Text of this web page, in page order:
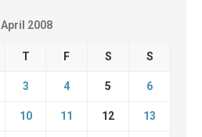
April 2008
T F S S
3 4 5 6
10 11 12 13